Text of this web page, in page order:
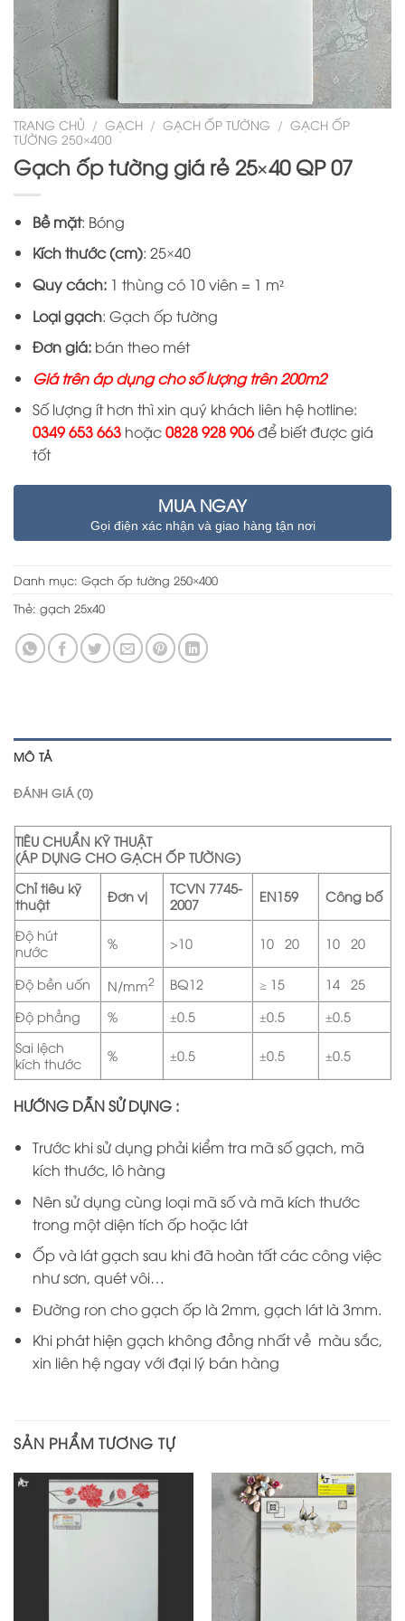
TRANG CHỦ / GẠCH / GẠCH ỐP TƯỜNG / GẠCH ỐP
TƯỜNG 250×400
Gạch ốp tường giá rẻ 25×40 QP 07
Bề mặt: Bóng
Kích thước (cm): 25×40
Quy cách:1 thùng có 10 viên = 1 m²
Loại gạch: Gạch ốp tường
Đơn giá:bán theo mét
Giá trên áp dụng cho số lượng trên 200m2
Số lượng ít hơn thì xin quý khách liên hệ hotline:
0349 653 663 hoặc0828 928 906để biết được giá
tốt
MUA NGAY
Gọi điện xác nhận và giao hàng tận nơi
Danh mục: Gạch ốp tường 250×400
Thẻ: gạch 25x40
MÔ TẢ
ĐÁNH GIÁ (0)
TIÊU CHUẨN KỸ THUẬT
(ÁP DỤNG CHO GẠCH ỐP TƯỜNG)
Chỉ tiêu kỹ
thuật
Đơn vị
TCVN 7745-
2007
EN159 Công bố
Độ hút
nước
% >10 10÷20 10÷20
Độ bền uốn N/mm2 BQ12 ≥ 15
14÷25
Độ phẳng
% ±0.5 ±0.5
±0.5
Sai lệch
kích thước
% ±0.5 ±0.5 ±0.5
HƯỚNG DẪN SỬ DỤNG :
Trước khi sử dụng phải kiểm tra mã số gạch, mã
kích thước, lô hàng
Nên sử dụng cùng loại mã số và mã kích thước
trong một diện tích ốp hoặc lát
Ốp và lát gạch sau khi đã hoàn tất các công việc
như sơn, quét vôi…
Đường ron cho gạch ốp là 2mm, gạch lát là 3mm.
Khi phát hiện gạch không đồng nhất về màu sắc,
xin liên hệ ngay với đại lý bán hàng
SẢN PHẨM TƯƠNG TỰ